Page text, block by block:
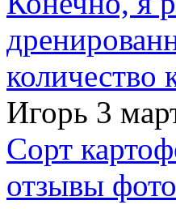
количество
Игорь 3
Сорт
отзывы